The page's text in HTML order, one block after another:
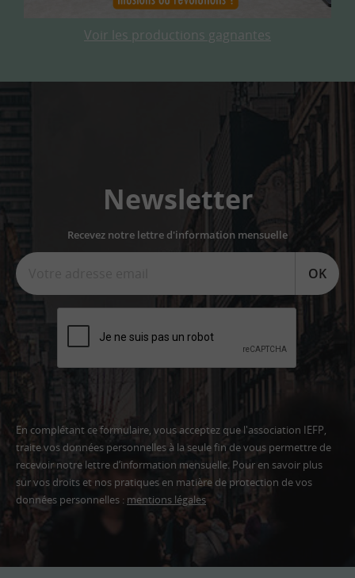
Voir les productions gagnantes
Newsletter
Recevez notre lettre d'information mensuelle
OK
En complétant ce formulaire, vous acceptez que l'association IEFP,
traite vos données personnelles à la seule fin de vous permettre de
recevoir notre lettre d’information mensuelle. Pour en savoir plus
sur vos droits et nos pratiques en matière de protection de vos
données personnelles : mentions légales